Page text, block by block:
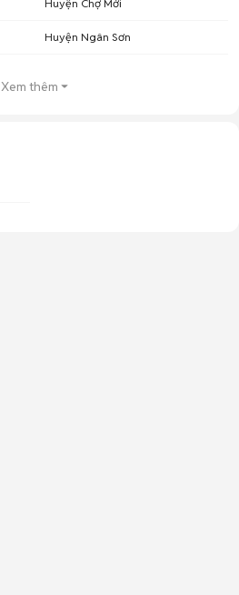
Huyện Chợ Mới
Huyện Ngân Sơn
Xem thêm